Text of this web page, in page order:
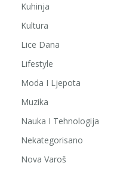
Kuhinja
Kultura
Lice Dana
Lifestyle
Moda I Ljepota
Muzika
Nauka I Tehnologija
Nekategorisano
Nova Varoš